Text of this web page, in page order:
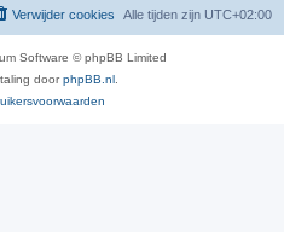
Alle tijden zijn UTC+02:00
Verwijder cookies
Software © phpBB Limited
doorphpBB.nl